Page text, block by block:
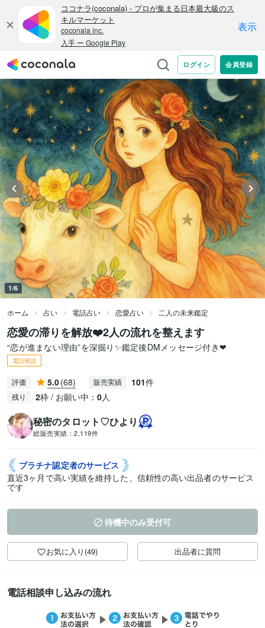
1/6
ホーム 占い 電話占い 恋愛占い 二人の未来鑑定
恋愛の滞りを解放❤️2人の流れを整えます
“恋が進まない理由”を深掘り✨鑑定後DMメッセージ付き❤
電話相談
評価 5.0(68) 販売実績 101件
残り 2枠 / お願い中： 0人
秘密のタロット♡ひより
総販売実績： 2,119件
プラチナ認定者のサービス
直近3ヶ月で高い実績を維持した、信頼性の高い出品者のサービス
です
待機中のみ受付可
お気に入り(49) 出品者に質問
電話相談申し込みの流れ